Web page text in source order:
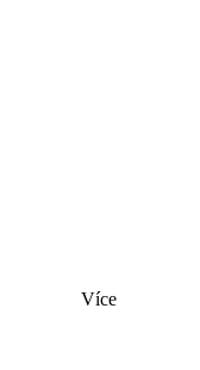
Více